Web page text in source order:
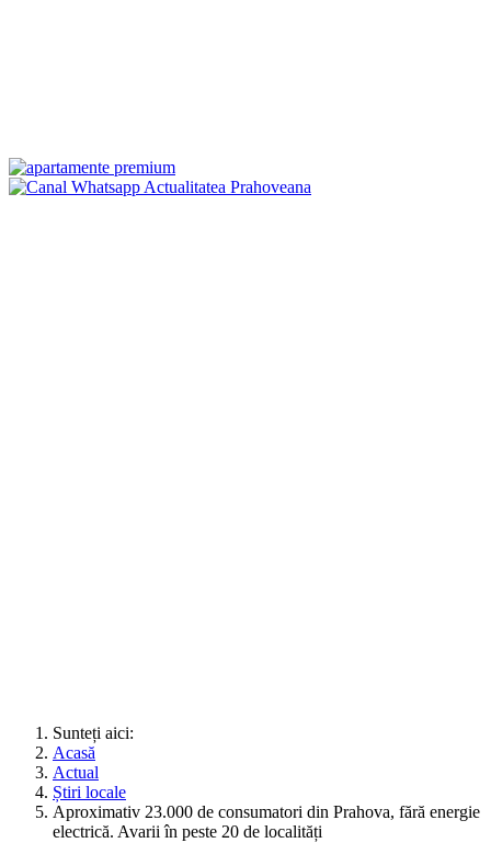
Sunteți aici:
Acasă
Actual
Știri locale
Aproximativ 23.000 de consumatori din Prahova, fără energie
electrică. Avarii în peste 20 de localități